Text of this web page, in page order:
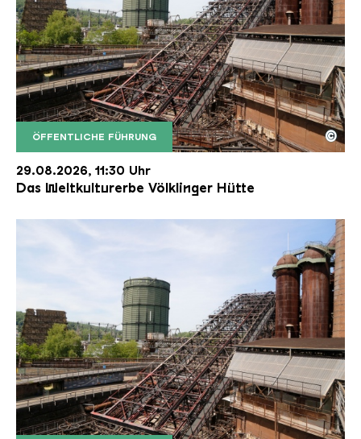
ÖFFENTLICHE FÜHRUNG
Der Erzschrägaufzug der Völklinger Hütte mit
Copyright: Weltkulturerbe Völklinger Hütte | Karl
©
29.08.2026, 11:30 Uhr
Das Weltkulturerbe Völklinger Hütte